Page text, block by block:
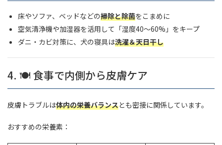
床やソファ、ベッドなどの掃除と除菌をこまめに
空気清浄機や加湿器を活用して「湿度40〜60%」をキープ
ダニ・カビ対策に、犬の寝具は洗濯＆天日干し
4. 🍽 食事で内側から皮膚ケア
皮膚トラブルは体内の栄養バランスとも密接に関係しています。
おすすめの栄養素：